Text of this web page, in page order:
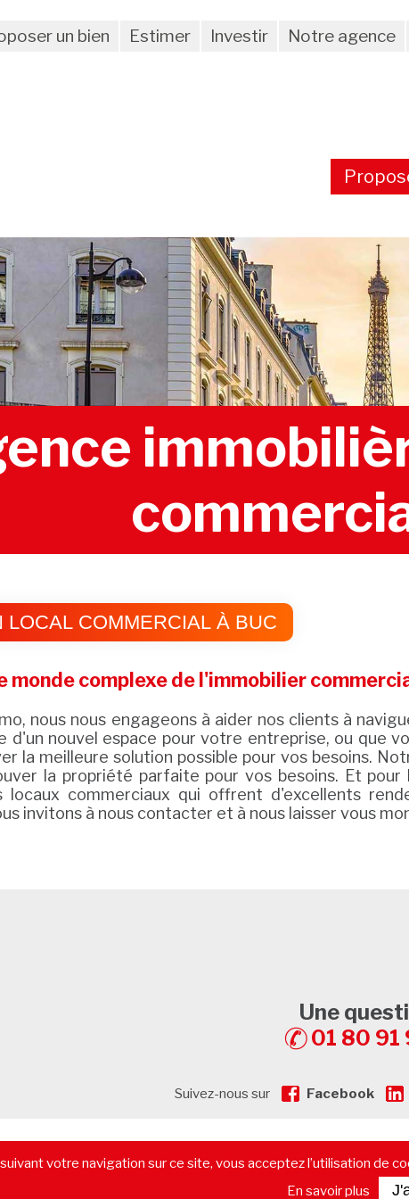
un bien Estimer Investir Notre agence
LOCAL COMMERCIAL À BUC
monde complexe de l'immobilier
nous nous engageons à aider nos clients à
d'un nouvel espace pour votre entreprise, ou que
la meilleure solution possible pour vos besoins.
la propriété parfaite pour vos besoins. Et
locaux commerciaux qui offrent d'excellents
invitons à nous contacter et à nous laisser vous
Une
01 80 91
Suivez-nous sur Facebook
réservés -Mentions légales- Plan de Site-Recrutement-
Les
votre navigation sur ce site, vous acceptez l’utilisation de
En savoir plus